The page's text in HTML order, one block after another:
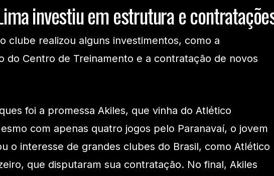
investiu em estrutura e
clube realizou alguns investimentos, como a
do Centro de Treinamento e a contratação de novos
foi a promessa Akiles, que vinha do Atlético
com apenas quatro jogos pelo Paranavaí, o jovem
o interesse de grandes clubes do Brasil, como Atlético
que disputaram sua contratação. No final, Akiles